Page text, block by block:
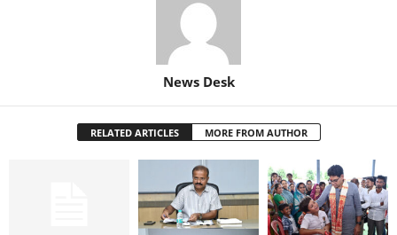
News Desk
RELATED ARTICLES MORE FROM AUTHOR